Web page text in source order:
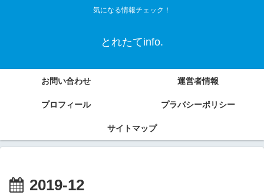
気になる情報チェック！
とれたてinfo.
お問い合わせ 運営者情報
プロフィール プラバシーポリシー
サイトマップ
2019-12